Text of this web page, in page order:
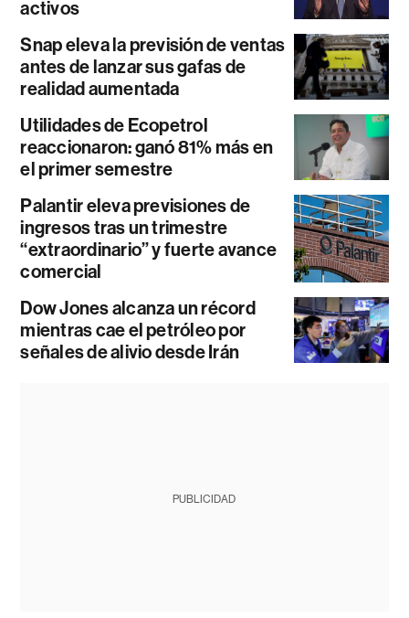
activos
Snap eleva la previsión de ventas
antes de lanzar sus gafas de
realidad aumentada
Utilidades de Ecopetrol
reaccionaron: ganó 81% más en
el primer semestre
Palantir eleva previsiones de
ingresos tras un trimestre
“extraordinario” y fuerte avance
comercial
Dow Jones alcanza un récord
mientras cae el petróleo por
señales de alivio desde Irán
PUBLICIDAD